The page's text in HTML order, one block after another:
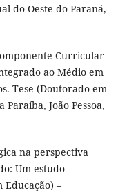
do Oeste do Paraná,
Curricular
ao Médio em
Tese (Doutorado em
João Pessoa,
na perspectiva
Um estudo
Educação) –